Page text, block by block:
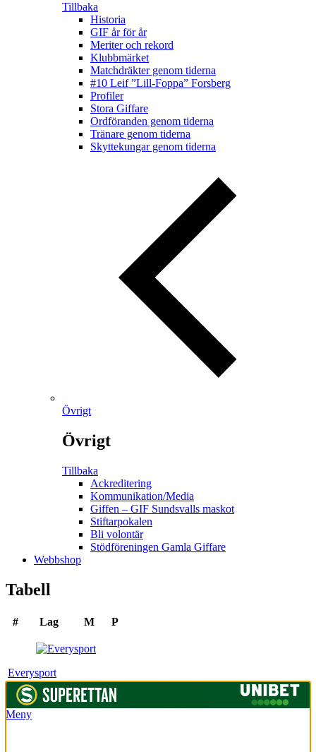
Tillbaka
Historia
GIF år för år
Meriter och rekord
Klubbmärket
Matchdräkter genom tiderna
#10 Leif ”Lill-Foppa” Forsberg
Profiler
Stora Giffare
Ordföranden genom tiderna
Tränare genom tiderna
Skyttekungar genom tiderna
Övrigt
Övrigt
Tillbaka
Ackreditering
Kommunikation/Media
Giffen – GIF Sundsvalls maskot
Stiftarpokalen
Bli volontär
Stödföreningen Gamla Giffare
Webbshop
Tabell
# Lag M P
Everysport
Meny